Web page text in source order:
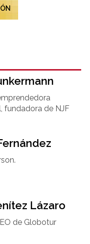
fundadora de NJF
Lázaro
de Globotur​